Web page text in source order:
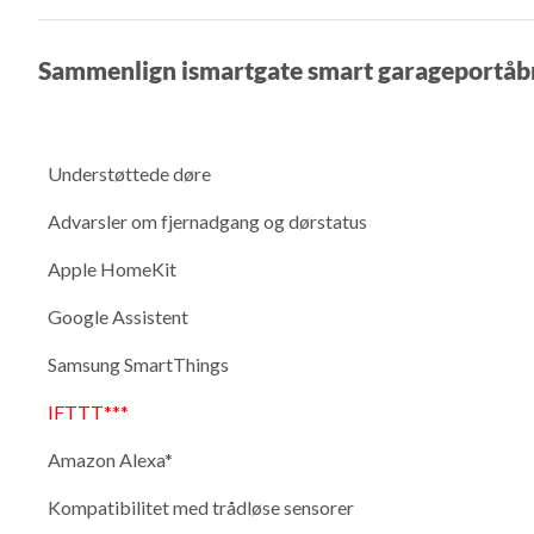
Sammenlign ismartgate smart
Understøttede døre
Advarsler om fjernadgang og dørstatus
Apple HomeKit
Google Assistent
Samsung SmartThings
IFTTT***
Amazon Alexa*
Kompatibilitet med trådløse sensorer